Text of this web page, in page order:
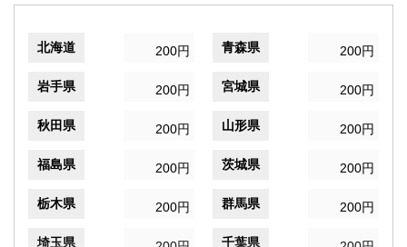
北海道 200円 青森県 200円
岩手県 200円 宮城県 200円
秋田県 200円 山形県 200円
福島県 200円 茨城県 200円
栃木県 200円 群馬県 200円
埼玉県 千葉県